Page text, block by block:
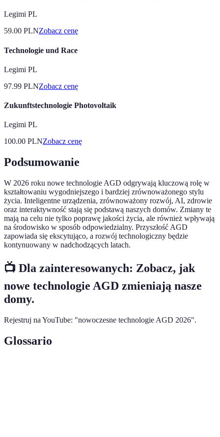
Legimi PL
59.00 PLNZobacz cenę
Technologie und Race
Legimi PL
97.99 PLNZobacz cenę
Zukunftstechnologie Photovoltaik
Legimi PL
100.00 PLNZobacz cenę
Podsumowanie
W 2026 roku nowe technologie AGD odgrywają kluczową rolę w
kształtowaniu wygodniejszego i bardziej zrównoważonego stylu
życia. Inteligentne urządzenia, zrównoważony rozwój, AI, zdrowie
oraz interaktywność stają się podstawą naszych domów. Zmiany te
mają na celu nie tylko poprawę jakości życia, ale również wpływają
na środowisko w sposób odpowiedzialny. Przyszłość AGD
zapowiada się ekscytująco, a rozwój technologiczny będzie
kontynuowany w nadchodzących latach.
📺 Dla zainteresowanych: Zobacz, jak
nowe technologie AGD zmieniają nasze
domy.
Rejestruj na YouTube: "nowoczesne technologie AGD 2026".
Glossario